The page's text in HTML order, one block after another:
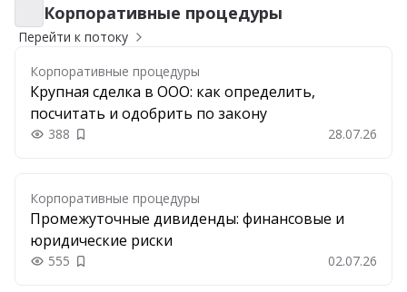
Корпоративные процедуры
Корпоративные процедуры
Перейти к потоку
Корпоративные процедуры
Крупная сделка в ООО: как определить,
посчитать и одобрить по закону
388 Добавить в закладки 28.07.26
Корпоративные процедуры
Промежуточные дивиденды: финансовые и
юридические риски
555 Добавить в закладки 02.07.26